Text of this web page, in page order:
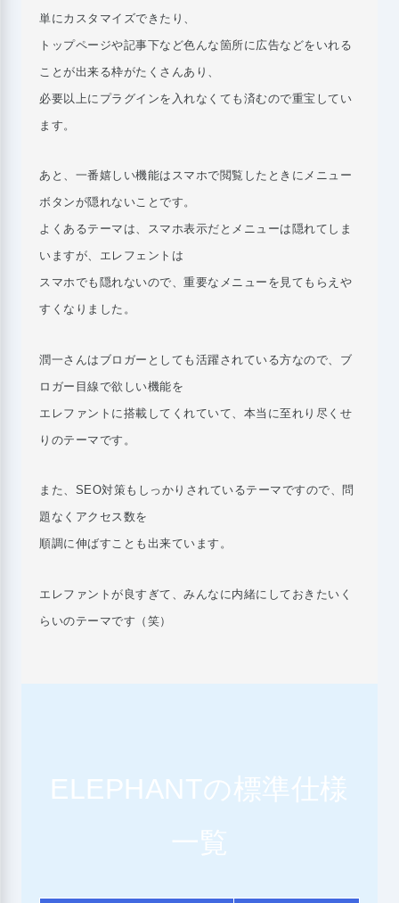
単にカスタマイズできたり、
トップページや記事下など色んな箇所に広告などをいれる
ことが出来る枠がたくさんあり、
必要以上にプラグインを入れなくても済むので重宝してい
ます。
あと、一番嬉しい機能はスマホで閲覧したときにメニュー
ボタンが隠れないことです。
よくあるテーマは、スマホ表示だとメニューは隠れてしま
いますが、エレフェントは
スマホでも隠れないので、重要なメニューを見てもらえや
すくなりました。
潤一さんはブロガーとしても活躍されている方なので、ブ
ロガー目線で欲しい機能を
エレファントに搭載してくれていて、本当に至れり尽くせ
りのテーマです。
また、SEO対策もしっかりされているテーマですので、問
題なくアクセス数を
順調に伸ばすことも出来ています。
エレファントが良すぎて、みんなに内緒にしておきたいく
らいのテーマです（笑）
ELEPHANTの標準仕様
一覧